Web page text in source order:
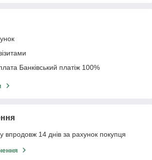
Банківський платіж 100%
впродовж 14 днів за рахунок покупця